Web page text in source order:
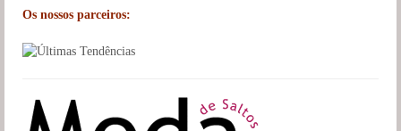
Os nossos parceiros: